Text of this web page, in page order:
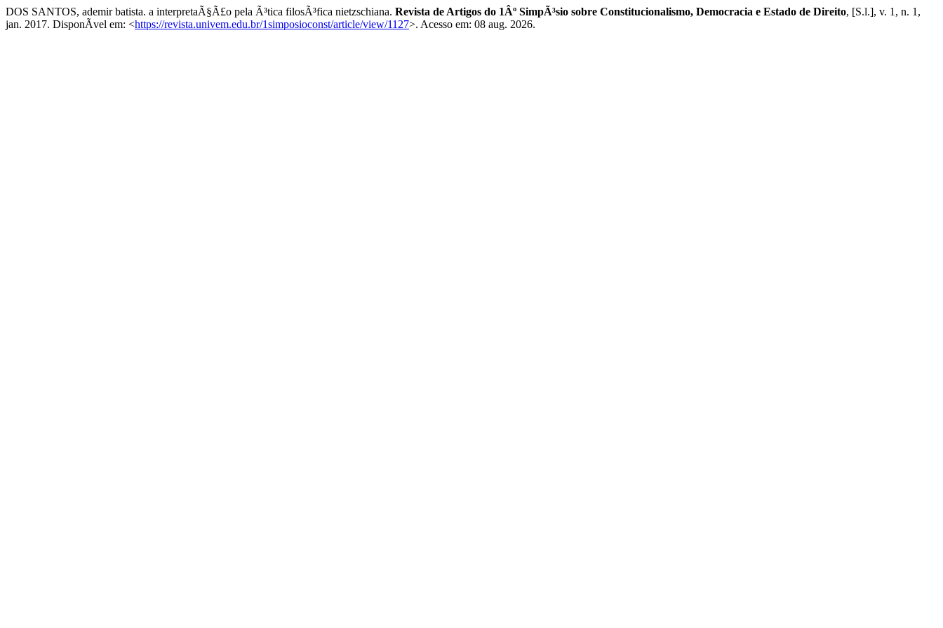
DOS SANTOS, ademir batista. a interpretaÃ§Ã£o pela Ã³tica filosÃ³fica nietzschiana. Revista de Artigos do 1Âº SimpÃ³sio sobre Constitucionalismo, Democracia e Estado de Direito, [S.l.], v. 1, n. 1,
jan. 2017. DisponÃ­vel em: <https://revista.univem.edu.br/1simposioconst/article/view/1127>. Acesso em: 08 aug. 2026.